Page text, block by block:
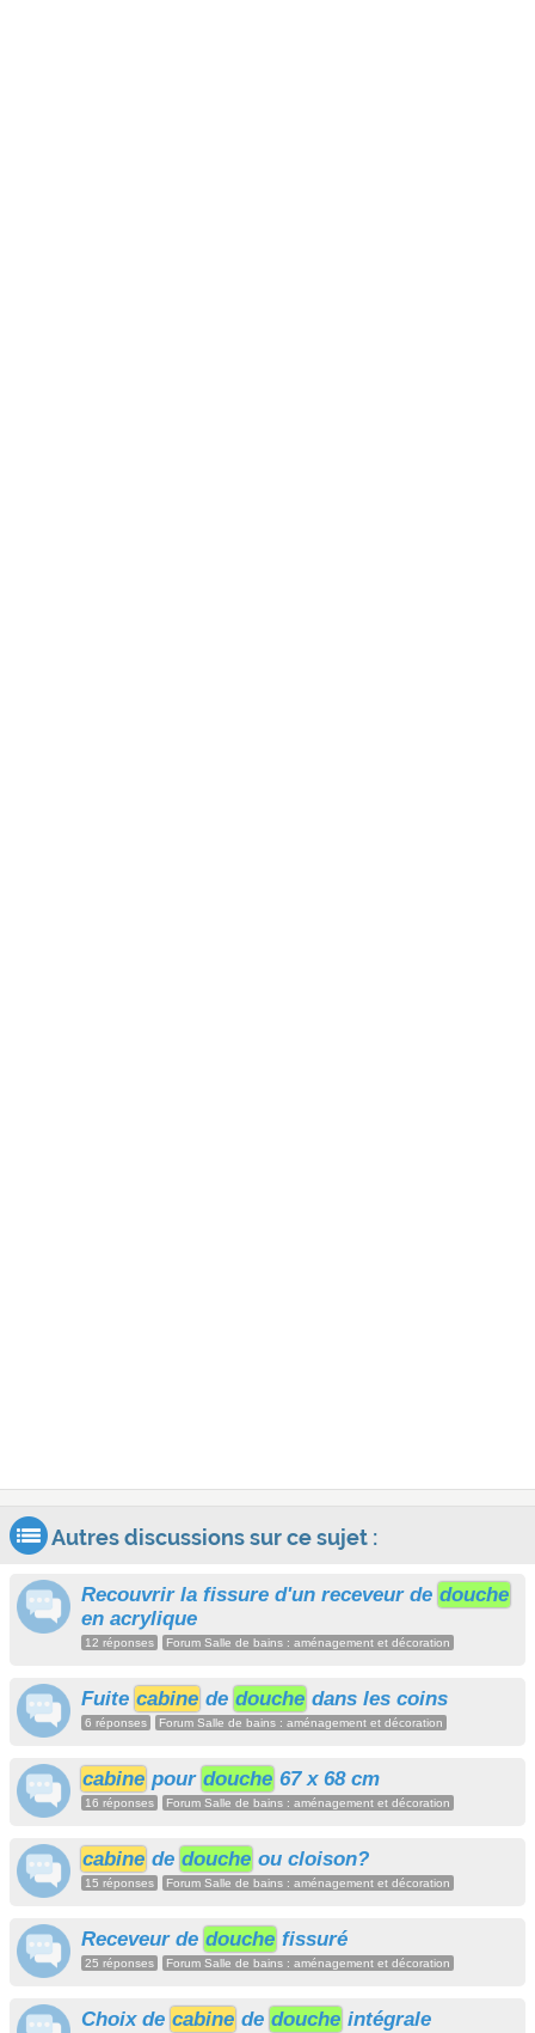
Autres discussions sur ce sujet :
Recouvrir la fissure d'un receveur de douche
en acrylique
12 réponses Forum Salle de bains : aménagement et décoration
Fuite cabine de douche dans les coins
6 réponses Forum Salle de bains : aménagement et décoration
cabine pour douche 67 x 68 cm
16 réponses Forum Salle de bains : aménagement et décoration
cabine de douche ou cloison?
15 réponses Forum Salle de bains : aménagement et décoration
Receveur de douche fissuré
25 réponses Forum Salle de bains : aménagement et décoration
Choix de cabine de douche intégrale